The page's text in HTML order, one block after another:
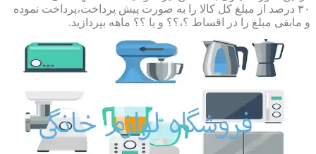
۳۰ درصد از مبلغ کل کالا را به صورت پیش پرداخت،پرداخت نموده
و مابقی مبلغ را در اقساط ؟،؟؟ و یا ؟؟ ماهه بپردازید.